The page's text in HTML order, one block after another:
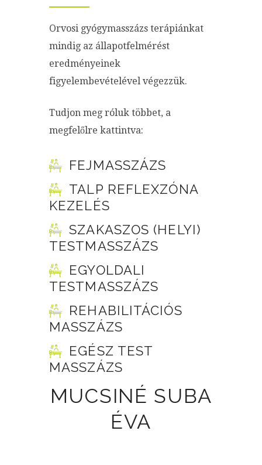
Orvosi gyógymasszázs terápiánkat
mindig az állapotfelmérést
eredményeinek
figyelembevételével végezzük.
Tudjon meg róluk többet, a
megfelőlre kattintva:
FEJMASSZÁZS
TALP REFLEXZÓNA
KEZELÉS
SZAKASZOS (HELYI)
TESTMASSZÁZS
EGYOLDALI
TESTMASSZÁZS
REHABILITÁCIÓS
MASSZÁZS
EGÉSZ TEST
MASSZÁZS
MUCSINÉ SUBA
ÉVA